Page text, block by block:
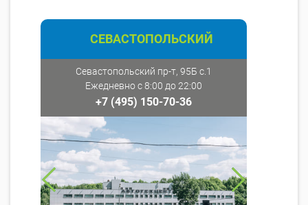
СЕВАСТОПОЛЬСКИЙ
Севастопольский пр-т, 95Б с.1
Ежедневно с 8:00 до 22:00
+7 (495) 150-70-36